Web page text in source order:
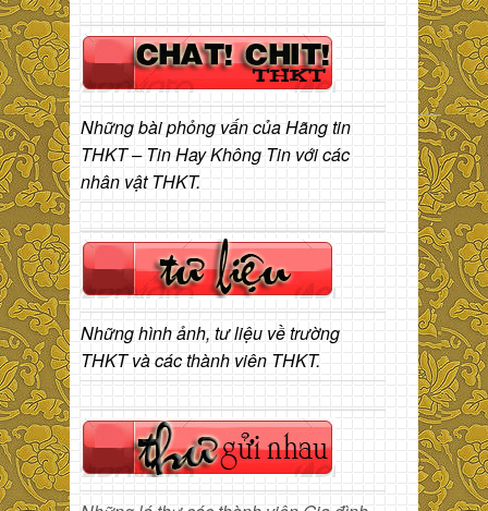
Những bài phỏng vấn của Hãng tin
THKT – Tin Hay Không Tin với các
nhân vật THKT.
Những hình ảnh, tư liệu về trường
THKT và các thành viên THKT.